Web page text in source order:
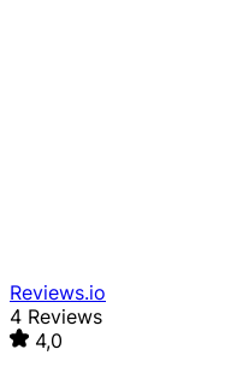
Reviews.io
4 Reviews
4,0